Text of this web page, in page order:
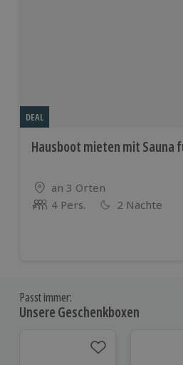
DEAL
Hausboot mieten mit Sauna
Standort
an 3 Orten
Anzahl der Teilnehmer
4 Pers. 2 Nächte
Passt immer:
Unsere Geschenkboxen